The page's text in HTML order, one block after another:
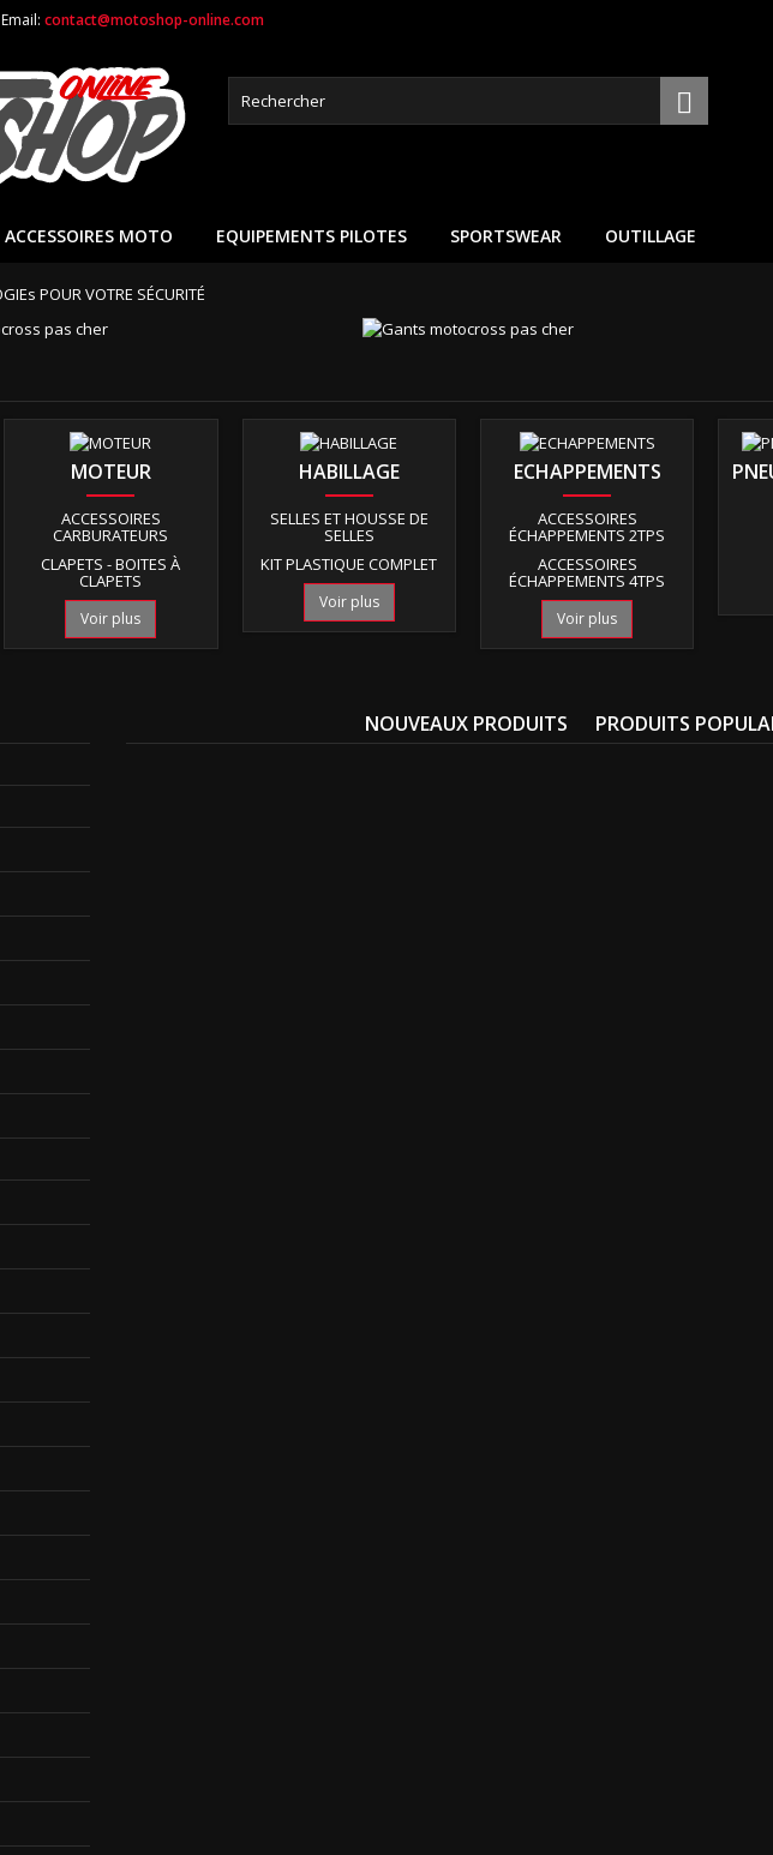
Email: contact@motoshop-online.com

ACCESSOIRES MOTO EQUIPEMENTS PILOTES SPORTSWEAR OUTILLAGE
MOTEUR
ACCESSOIRES
CARBURATEURS
CLAPETS - BOITES À
CLAPETS
Voir plus
HABILLAGE
SELLES ET HOUSSE DE
SELLES
KIT PLASTIQUE COMPLET
Voir plus
ECHAPPEMENTS
ACCESSOIRES
ÉCHAPPEMENTS 2TPS
ACCESSOIRES
ÉCHAPPEMENTS 4TPS
Voir plus
NOUVEAUX PRODUITS PRODUITS